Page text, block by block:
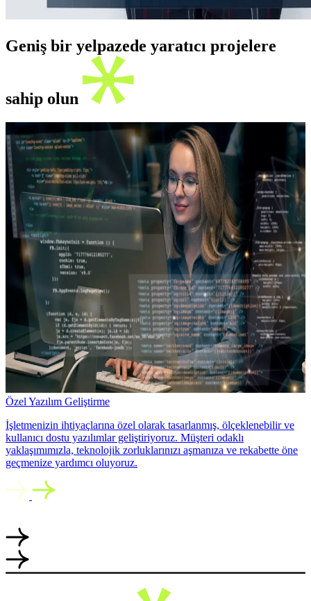
Geniş bir yelpazede yaratıcı projelere
sahip olun
Özel Yazılım Geliştirme
İşletmenizin ihtiyaçlarına özel olarak tasarlanmış, ölçeklenebilir ve
kullanıcı dostu yazılımlar geliştiriyoruz. Müşteri odaklı
yaklaşımımızla, teknolojik zorluklarınızı aşmanıza ve rekabette öne
geçmenize yardımcı oluyoruz.